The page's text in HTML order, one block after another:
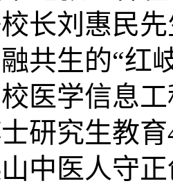
长刘惠民
共生的“红
医学信息
研究生教
中医人守